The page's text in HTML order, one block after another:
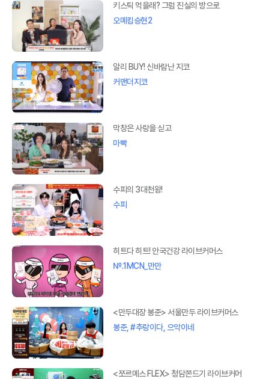
키스틱 먹을래? 그럼 진실의 방으로
오메킴승현2
알리 BUY! 신바람난 지코
커맨더지코
막창은 사랑을 싣고
마빡
수피의 3대천왕!
수피
히트다 히트! 안국건강 라이브커머스
№.1MCN_만만
<만두대장 봉준> 서울만두 라이브커머스
봉준, #추랑이다, 으악이네
<쪼르메스 FLEX> 청담쫀드기 라이브커머